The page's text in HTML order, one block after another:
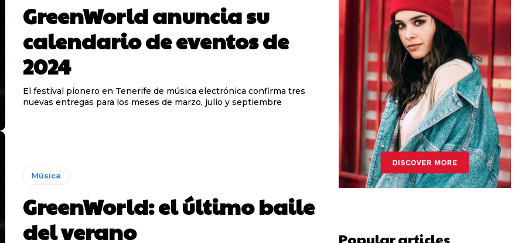
GreenWorld anuncia su
calendario de eventos de
2024
El festival pionero en Tenerife de música electrónica confirma tres
nuevas entregas para los meses de marzo, julio y septiembre
Música
GreenWorld: el último baile
del verano
Popular articles